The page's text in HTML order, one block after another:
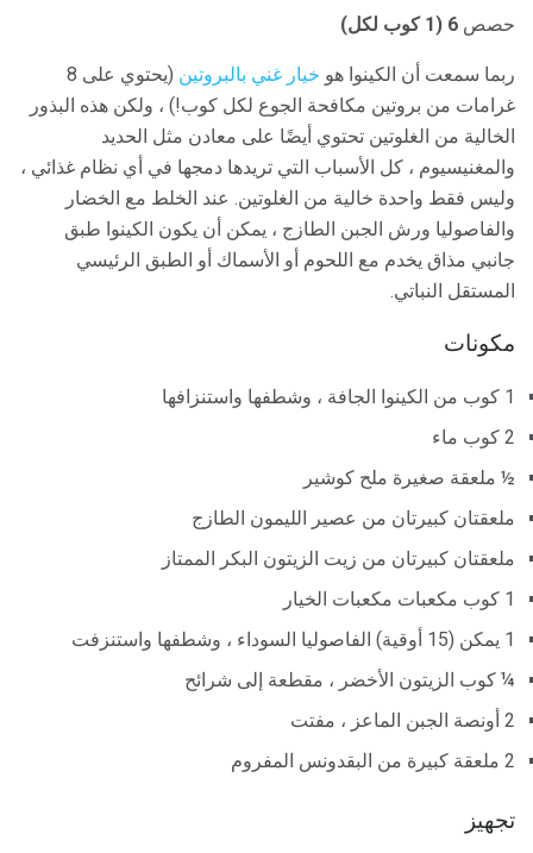
حصص 6 (1 كوب لكل)
ربما سمعت أن الكينوا هو خيار غني بالبروتين
(يحتوي على 8
غرامات من بروتين مكافحة الجوع لكل كوب!) ، ولكن هذه البذور
الخالية من الغلوتين تحتوي أيضًا على معادن مثل الحديد
والمغنيسيوم ، كل الأسباب التي تريدها دمجها في أي نظام غذائي ،
وليس فقط واحدة خالية من الغلوتين. عند الخلط مع الخضار
والفاصوليا ورش الجبن الطازج ، يمكن أن يكون الكينوا طبق
جانبي مذاق يخدم مع اللحوم أو الأسماك أو الطبق الرئيسي
المستقل النباتي.
مكونات
1 كوب من الكينوا الجافة ، وشطفها واستنزافها
2 كوب ماء
½ ملعقة صغيرة ملح كوشير
ملعقتان كبيرتان من عصير الليمون الطازج
ملعقتان كبيرتان من زيت الزيتون البكر الممتاز
1 كوب مكعبات مكعبات الخيار
1 يمكن (15 أوقية) الفاصوليا السوداء ، وشطفها واستنزفت
¼ كوب الزيتون الأخضر ، مقطعة إلى شرائح
2 أونصة الجبن الماعز ، مفتت
2 ملعقة كبيرة من البقدونس المفروم
تجهيز